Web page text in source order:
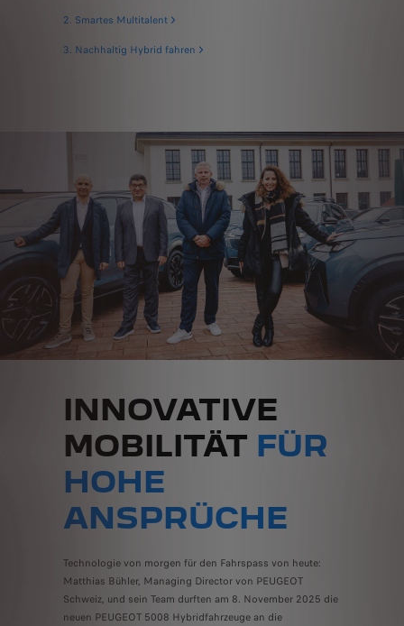
2. Smartes Multitalent
3. Nachhaltig Hybrid fahren
INNOVATIVE
MOBILITÄT FÜR
HOHE
ANSPRÜCHE
Technologie von morgen für den Fahrspass von heute:
Matthias Bühler, Managing Director von PEUGEOT
Schweiz, und sein Team durften am 8. November 2025 die
neuen PEUGEOT 5008 Hybridfahrzeuge an die